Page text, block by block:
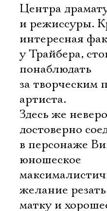
Центра
и режиссуры.
интересная
у Трайбера,
понаблюдать
за творческим
артиста.
Здесь же
достоверно
в персонаже
юношеское
желание
матку и